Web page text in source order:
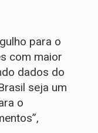
para o
com maior
dados do
seja um
o